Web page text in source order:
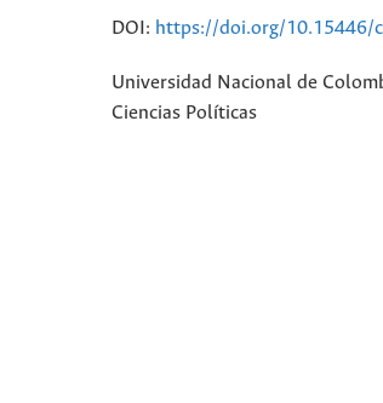
DOI: https://doi.org/10.15446/
Universidad Nacional de
Ciencias Políticas